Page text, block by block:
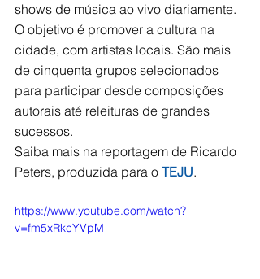
shows de música ao vivo diariamente.
O objetivo é promover a cultura na
cidade, com artistas locais. São mais
de cinquenta grupos selecionados
para participar desde composições
autorais até releituras de grandes
sucessos.
Saiba mais na reportagem de Ricardo
Peters, produzida para o TEJU.
https://www.youtube.com/watch?
v=fm5xRkcYVpM